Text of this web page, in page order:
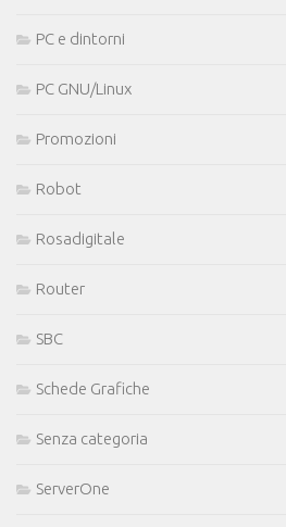
PC e dintorni
PC GNU/Linux
Promozioni
Robot
Rosadigitale
Router
SBC
Schede Grafiche
Senza categoria
ServerOne